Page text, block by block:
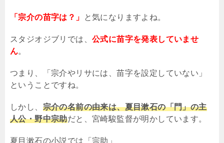
「宗介の苗字は？」 と気になりますよね。
スタジオジブリでは、 公式に苗字を発表していませ
ん。
つまり、「宗介やリサには、苗字を設定していない」
ということですね。
しかし、 宗介の名前の由来は、夏目漱石の「門」の主
人公・野中宗助だと、宮崎駿監督が明かしています。
夏目漱石の小説では「宗助」